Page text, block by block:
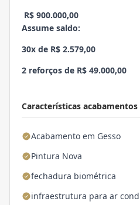
Características acabamentos
Acabamento em Gesso
Pintura Nova
fechadura biométrica
infraestrutura para ar
R$ 900.000,00
Assume saldo:
30x de R$ 2.579,00
2 reforços de R$ 49.000,00